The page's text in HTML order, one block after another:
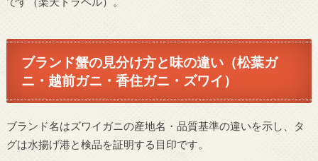
ブランド蟹の見分け方と味の違い（松葉ガ
ニ・越前ガニ・香住ガニ・ズワイ）
ブランド名はズワイガニの産地名・品質基準の違いを示し、タ
グは水揚げ港と検品を証明する目印です。